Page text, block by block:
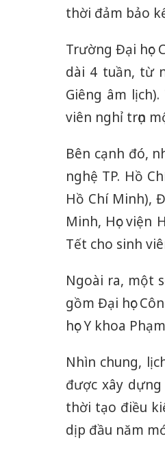
thời đảm bảo
Trường Đại học
dài 4 tuần, từ
Giêng âm
viên nghỉ trọn
Bên cạnh đó,
nghệ TP. Hồ
Hồ Chí Minh),
Minh, Học
Tết cho sinh
Ngoài ra, một
gồm Đại học
học Y khoa
Nhìn chung,
được xây
thời tạo điều
dịp đầu năm